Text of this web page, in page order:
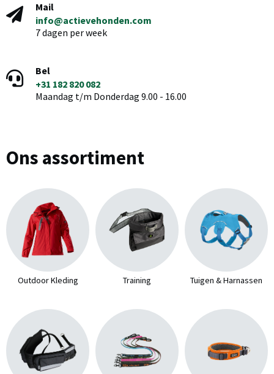
Mail
info@actievehonden.com
7 dagen per week
Bel
+31 182 820 082
Maandag t/m Donderdag 9.00 - 16.00
Ons assortiment
Outdoor Kleding Training Tuigen & Harnassen